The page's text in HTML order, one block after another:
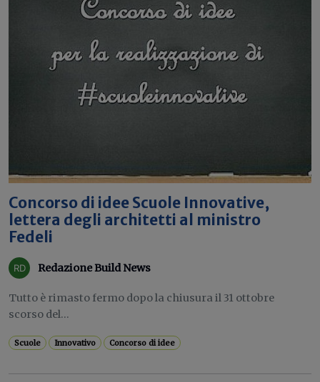
Concorso di idee Scuole Innovative,
lettera degli architetti al ministro
Fedeli
Redazione Build News
Tutto è rimasto fermo dopo la chiusura il 31 ottobre
scorso del...
Scuole Innovativo Concorso di idee